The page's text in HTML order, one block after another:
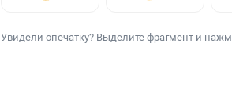
Увидели опечатку? Выделите фрагмент и